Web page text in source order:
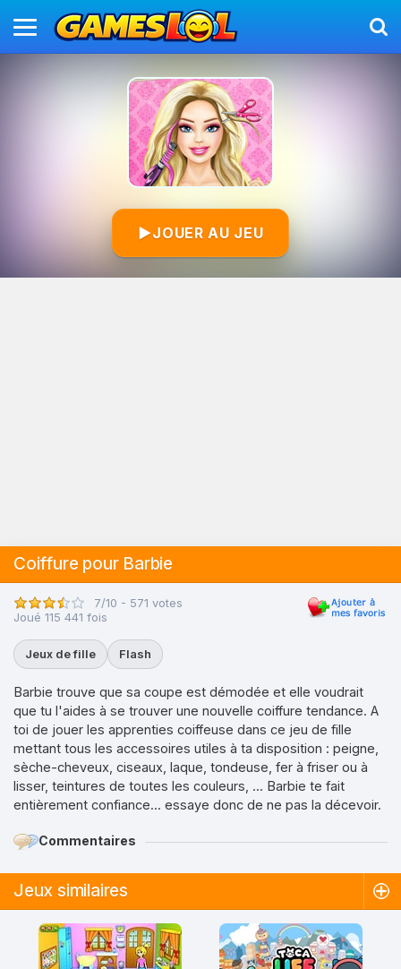
▶JOUER AU JEU
Coiffure pour Barbie
7/10 - 571 votes
Joué 115 441 fois
Jeux de fille Flash
Barbie trouve que sa coupe est démodée et elle voudrait
que tu l'aides à se trouver une nouvelle coiffure tendance. A
toi de jouer les apprenties coiffeuse dans ce jeu de fille
mettant tous les accessoires utiles à ta disposition : peigne,
sèche-cheveux, ciseaux, laque, tondeuse, fer à friser ou à
lisser, teintures de toutes les couleurs, ... Barbie te fait
entièrement confiance... essaye donc de ne pas la décevoir.
Commentaires
Jeux similaires